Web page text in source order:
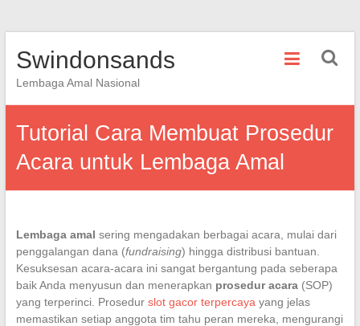
Swindonsands
Lembaga Amal Nasional
Tutorial Cara Membuat Prosedur
Acara untuk Lembaga Amal
Lembaga amal sering mengadakan berbagai acara, mulai dari
penggalangan dana (fundraising) hingga distribusi bantuan.
Kesuksesan acara-acara ini sangat bergantung pada seberapa
baik Anda menyusun dan menerapkan prosedur acara(SOP)
yang terperinci. Prosedur slot gacor terpercaya yang jelas
memastikan setiap anggota tim tahu peran mereka, mengurangi